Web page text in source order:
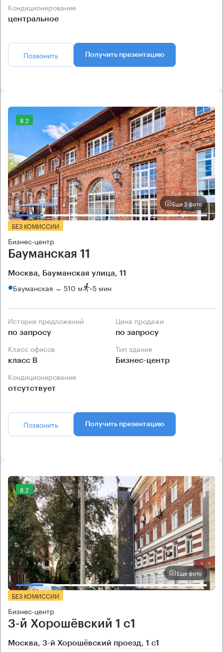
Кондиционирование
центральное
Позвонить Получить презентацию
8.2
Еще 2 фото
БЕЗ КОМИССИИ
Бизнес-центр
Бауманская 11
Москва, Бауманская улица, 11
Бауманская → 510 м ~5 мин
История предложений
по запросу
Цена продажи
по запросу
Класс офисов
класс B
Тип здания
Бизнес-центр
Кондиционирование
отсутствует
Позвонить Получить презентацию
8.2
Еще фото
БЕЗ КОМИССИИ
Бизнес-центр
3-й Хорошёвский 1 с1
Москва, 3-й Хорошёвский проезд, 1 с1